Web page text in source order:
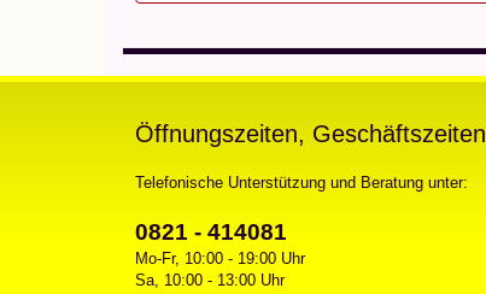
Öffnungszeiten, Geschäftszeiten
Telefonische Unterstützung und Beratung unter:
0821 - 414081
Mo-Fr, 10:00 - 19:00 Uhr
Sa, 10:00 - 13:00 Uhr